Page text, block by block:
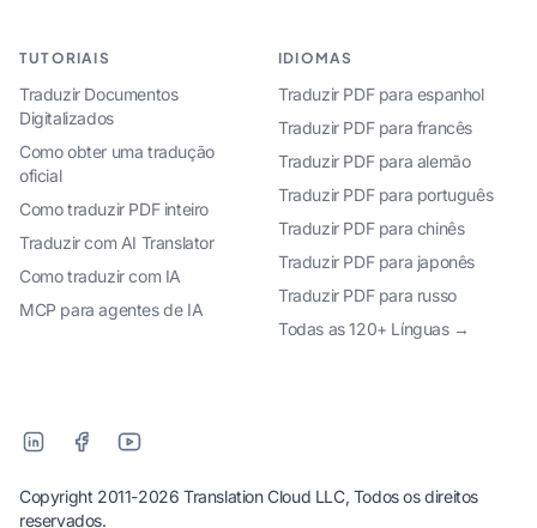
TUTORIAIS
Traduzir Documentos
Digitalizados
Como obter uma tradução
oficial
Como traduzir PDF inteiro
Traduzir com AI Translator
Como traduzir com IA
MCP para agentes de IA
IDIOMAS
Traduzir PDF para espanhol
Traduzir PDF para francês
Traduzir PDF para alemão
Traduzir PDF para português
Traduzir PDF para chinês
Traduzir PDF para japonês
Traduzir PDF para russo
Todas as 120+ Línguas →
Copyright 2011-2026 Translation Cloud LLC, Todos os direitos
reservados.